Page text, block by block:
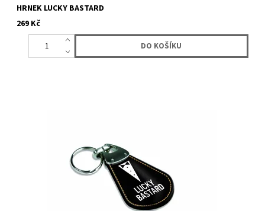
HRNEK LUCKY BASTARD
269 Kč